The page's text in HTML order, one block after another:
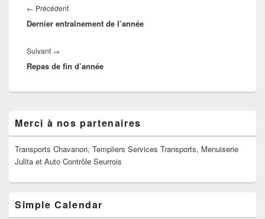
de
l’article
← PrécédentArticle
précédent :
Dernier entraînement de l’année
Suivant →
suivant :
Repas de fin d’année
principale
de
widget
pour
barre
Merci à nos partenaires
Transports Chavanon, Templiers Services Transports, Menuiserie
Julita et Auto Contrôle Seurrois
Simple Calendar